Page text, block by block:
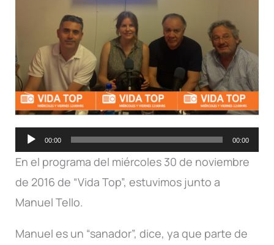
Reproductor
de
audio
00:00 00:00
En el programa del miércoles 30 de noviembre
de 2016 de “Vida Top”, estuvimos junto a
Manuel Tello.
Manuel es un “sanador”, dice, ya que parte de